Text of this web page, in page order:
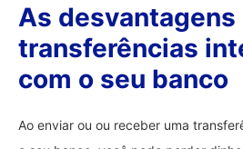
As desvantagens
transferências
com o seu banco
Ao enviar ou ou receber uma